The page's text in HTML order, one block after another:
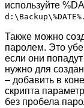
используйте
Также можно
паролем. Это
если они
нужно для
– добавить в
скрипта параметр
без пробела